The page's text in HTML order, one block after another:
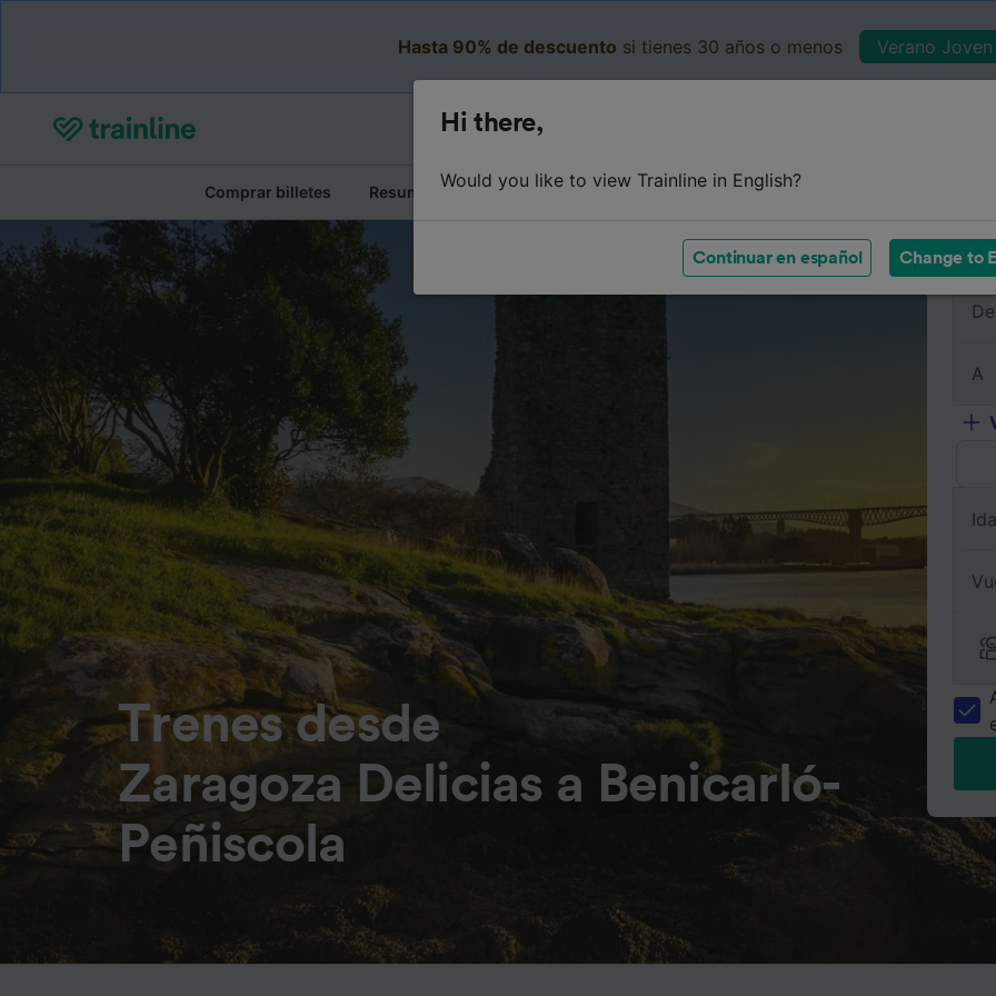
Hasta 90% de descuento si tienes 30 años o menos Verano
Comprar billetes Resumen del viaje Horarios Clases Servicios a bordo
Trenes desde
Zaragoza Delicias a Benicarló-
Peñiscola
De
A
Ida
Hi there,
Would you like to view Trainline in English?
Continuar en español Change to